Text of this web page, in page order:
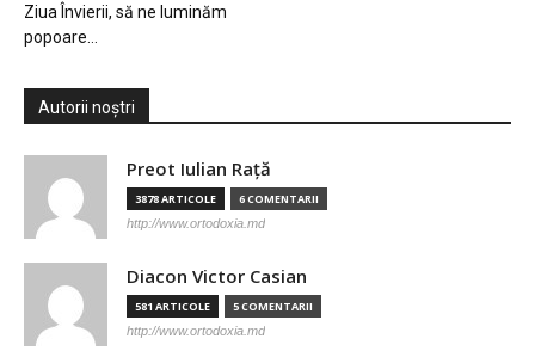
Ziua Învierii, să ne luminăm
popoare…
Autorii noștri
Preot Iulian Raţă
3878 ARTICOLE 6 COMENTARII
http://www.ortodoxia.md
Diacon Victor Casian
581 ARTICOLE 5 COMENTARII
http://www.ortodoxia.md